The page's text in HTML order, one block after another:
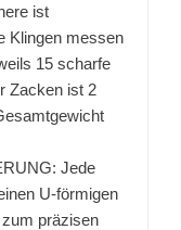
ist
Klingen messen
15 scharfe
Zacken ist 2
Jede
U-förmigen
präzisen